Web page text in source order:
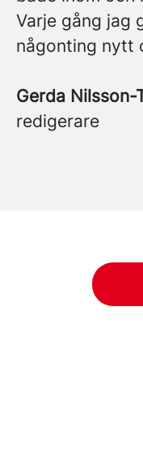
Varje gång jag
någonting nytt
Gerda Nilsson-
redigerare